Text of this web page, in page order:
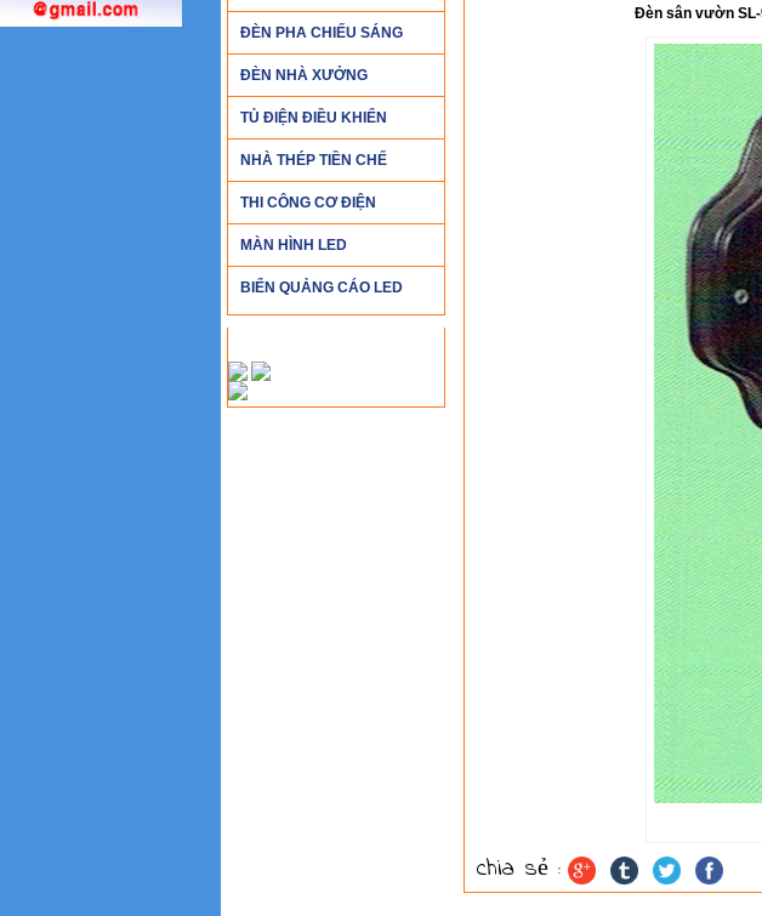
ĐÈN PHA CHIẾU SÁNG
ĐÈN NHÀ XƯỞNG
TỦ ĐIỆN ĐIỀU KHIỂN
NHÀ THÉP TIỀN CHẾ
THI CÔNG CƠ ĐIỆN
MÀN HÌNH LED
BIỂN QUẢNG CÁO LED
Đèn sân vườn
chia sẻ :